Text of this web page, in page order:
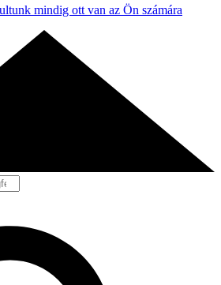
mindig ott van az Ön számára